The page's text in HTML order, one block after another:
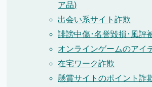
ア品)
出会い系サイト詐欺
誹謗中傷･名誉毀損･風評
オンラインゲームのアイ
在宅ワーク詐欺
懸賞サイトのポイント詐